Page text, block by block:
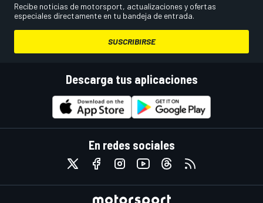
Recibe noticias de motorsport, actualizaciones y ofertas
especiales directamente en tu bandeja de entrada.
SUSCRIBIRSE
Descarga tus aplicaciones
En redes sociales